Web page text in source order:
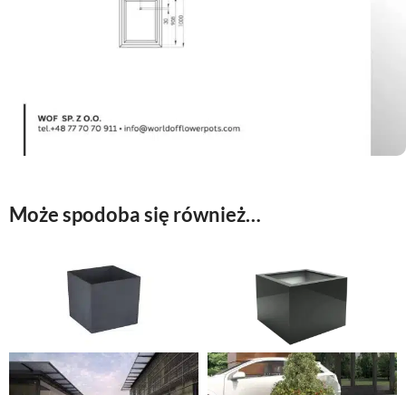
Może spodoba się również…